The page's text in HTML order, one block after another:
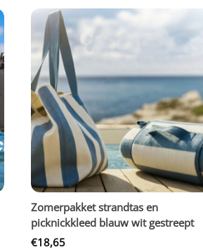
Zomerpakket strandtas en
picknickkleed blauw wit gestreept
€18,65